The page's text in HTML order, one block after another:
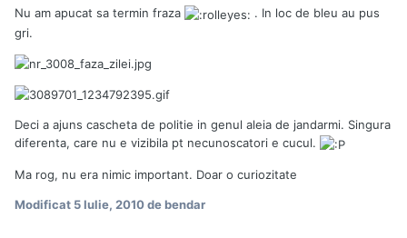
Nu am apucat sa termin fraza
. In loc de bleu au pus
gri.
Deci a ajuns cascheta de politie in genul aleia de jandarmi. Singura
diferenta, care nu e vizibila pt necunoscatori e cucul.
Ma rog, nu era nimic important. Doar o curiozitate
Modificat 5 Iulie, 2010de bendar